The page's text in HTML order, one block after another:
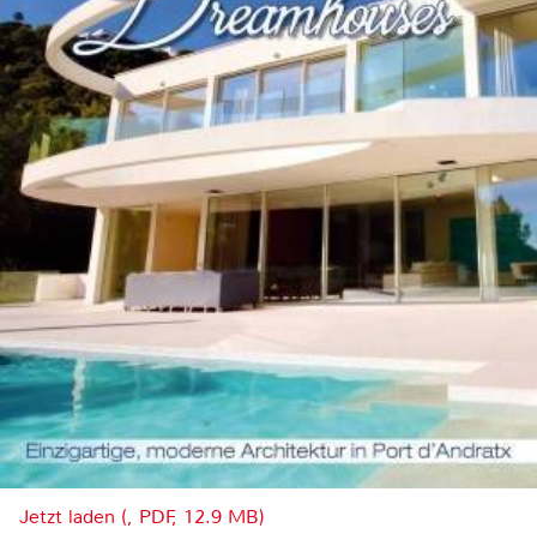
Jetzt laden (, PDF, 12.9 MB)